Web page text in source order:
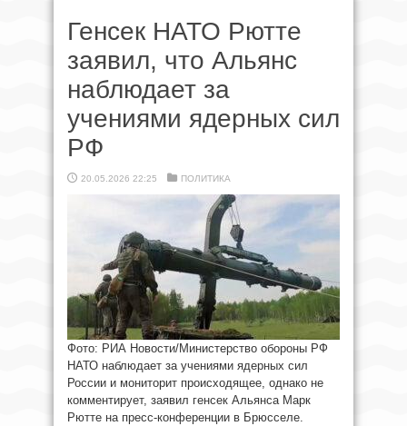
Генсек НАТО Рютте
заявил, что Альянс
наблюдает за
учениями ядерных сил
РФ
20.05.2026 22:25 ПОЛИТИКА
Фото: РИА Новости/Министерство обороны РФ
НАТО наблюдает за учениями ядерных сил
России и мониторит происходящее, однако не
комментирует, заявил генсек Альянса Марк
Рютте на пресс-конференции в Брюсселе.